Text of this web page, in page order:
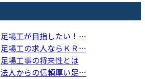
足場工が目指したい！…
足場工の求人ならＫＲ…
足場工事の将来性とは
法人からの信頼厚い足…